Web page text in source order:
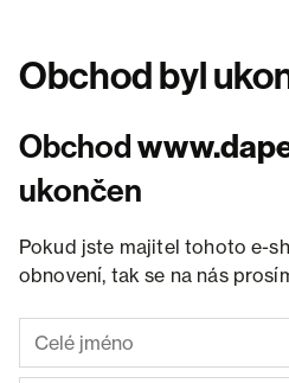
Obchod byl
Obchod
ukončen
Pokud jste majitel tohoto e-
obnovení, tak se na nás